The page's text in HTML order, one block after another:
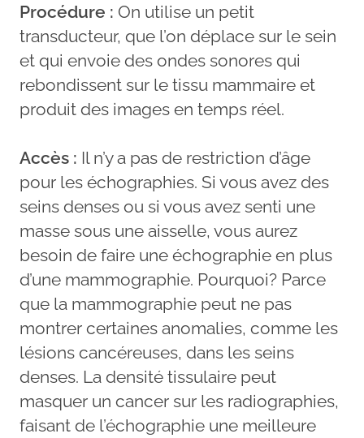
Procédure : On utilise un petit
transducteur, que l’on déplace sur le sein
et qui envoie des ondes sonores qui
rebondissent sur le tissu mammaire et
produit des images en temps réel.
Accès : Il n’y a pas de restriction d’âge
pour les échographies. Si vous avez des
seins denses ou si vous avez senti une
masse sous une aisselle, vous aurez
besoin de faire une échographie en plus
d’une mammographie. Pourquoi? Parce
que la mammographie peut ne pas
montrer certaines anomalies, comme les
lésions cancéreuses, dans les seins
denses. La densité tissulaire peut
masquer un cancer sur les radiographies,
faisant de l’échographie une meilleure